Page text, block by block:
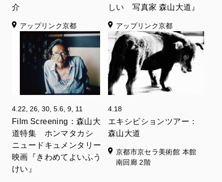
介
アップリンク京都
しい 写真家 森山大道』
アップリンク京都
4.22, 26, 30, 5.6, 9, 11
Film Screening：森山大
道特集 ホンマタカシ
ニュードキュメンタリー
映画『きわめてよいふう
けい』
4.18
エキシビションツアー：
森山大道
京都市京セラ美術館 本館
南回廊 2階